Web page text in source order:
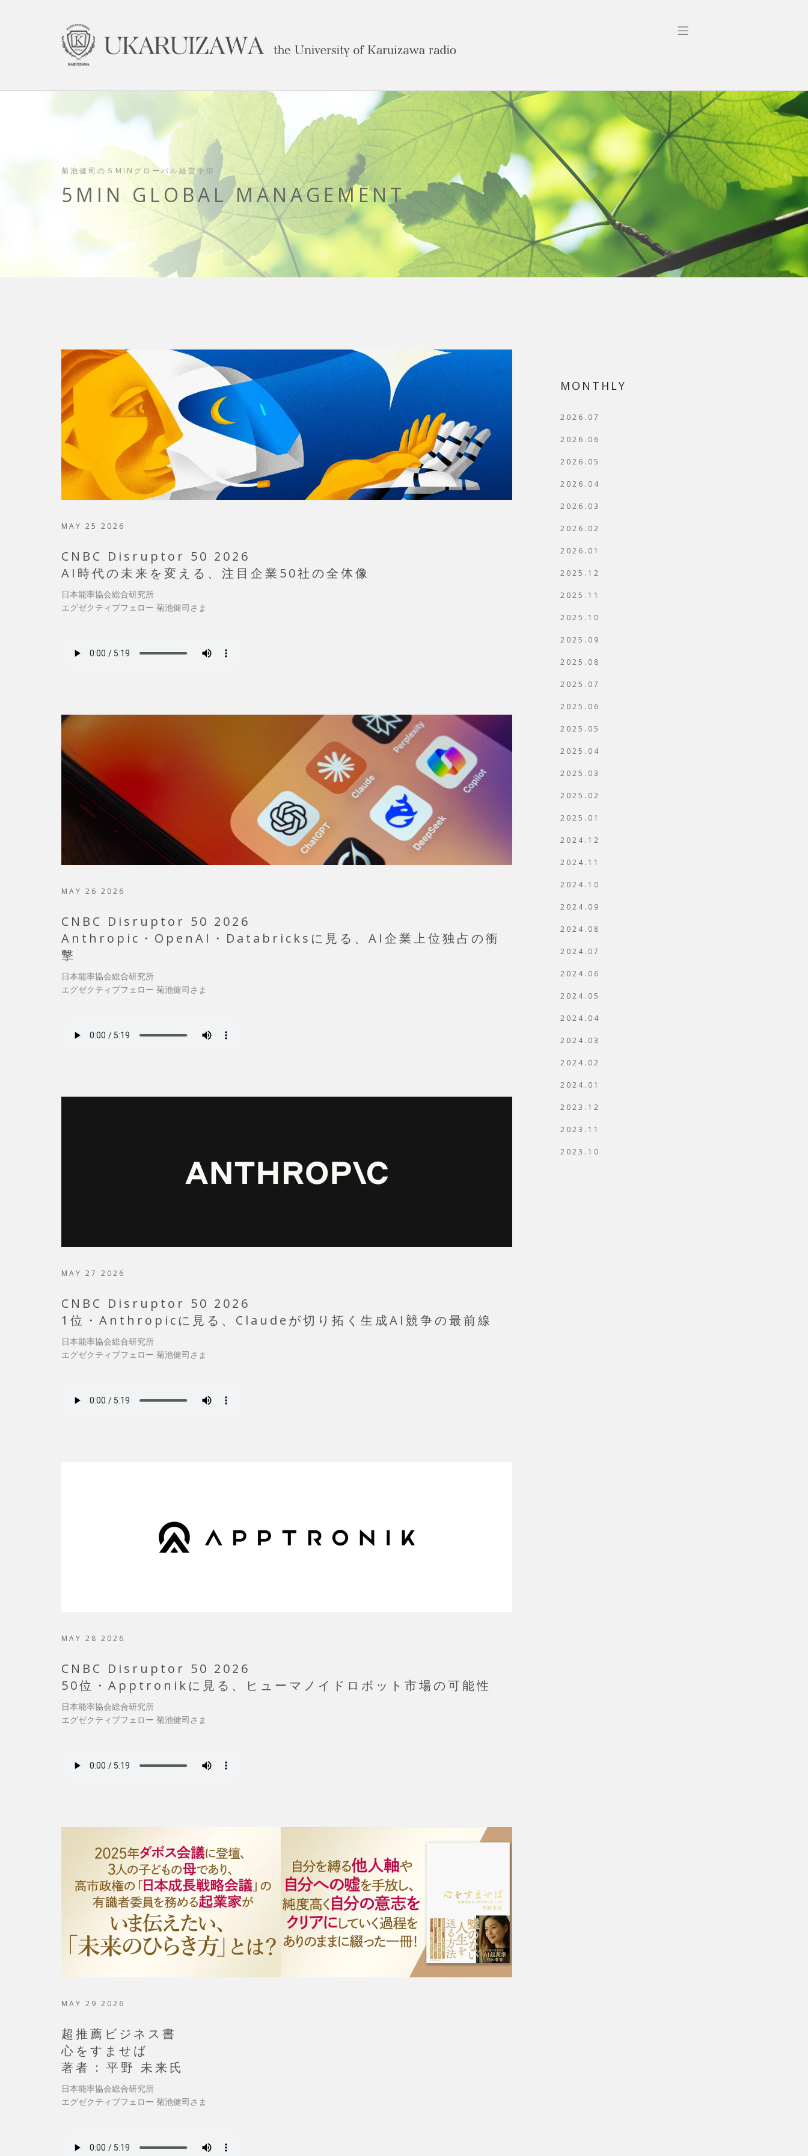
菊池健司の５MINグローバル経営学部
5MIN GLOBAL MANAGEMENT
MAY 25 2026
CNBC Disruptor 50 2026
AI時代の未来を変える、注目企業50社の全体像
日本能率協会総合研究所
エグゼクティブフェロー 菊池健司さま
MAY 26 2026
CNBC Disruptor 50 2026
Anthropic・OpenAI・Databricksに見る、AI企業上位独占の衝
撃
日本能率協会総合研究所
エグゼクティブフェロー 菊池健司さま
MAY 27 2026
CNBC Disruptor 50 2026
1位・Anthropicに見る、Claudeが切り拓く生成AI競争の最前線
日本能率協会総合研究所
エグゼクティブフェロー 菊池健司さま
MAY 28 2026
CNBC Disruptor 50 2026
50位・Apptronikに見る、ヒューマノイドロボット市場の可能性
日本能率協会総合研究所
エグゼクティブフェロー 菊池健司さま
MAY 29 2026
超推薦ビジネス書
心をすませば
著者 : 平野 未来氏
日本能率協会総合研究所
エグゼクティブフェロー 菊池健司さま
MONTHLY
2026.07
2026.06
2026.05
2026.04
2026.03
2026.02
2026.01
2025.12
2025.11
2025.10
2025.09
2025.08
2025.07
2025.06
2025.05
2025.04
2025.03
2025.02
2025.01
2024.12
2024.11
2024.10
2024.09
2024.08
2024.07
2024.06
2024.05
2024.04
2024.03
2024.02
2024.01
2023.12
2023.11
2023.10